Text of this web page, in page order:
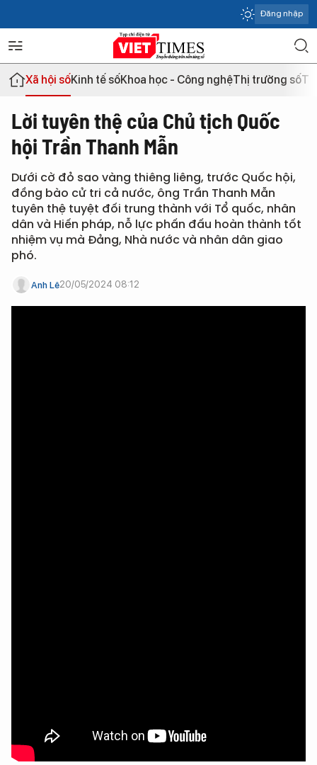
Đăng nhập
Xã hội sốKinh tế sốKhoa học - Công nghệThị trường số
Lời tuyên thệ của Chủ tịch Quốc
hội Trần Thanh Mẫn
Dưới cờ đỏ sao vàng thiêng liêng, trước Quốc hội,
đồng bào cử tri cả nước, ông Trần Thanh Mẫn
tuyên thệ tuyệt đối trung thành với Tổ quốc, nhân
dân và Hiến pháp, nỗ lực phấn đấu hoàn thành tốt
nhiệm vụ mà Đảng, Nhà nước và nhân dân giao
phó.
Anh Lê20/05/2024 08:12